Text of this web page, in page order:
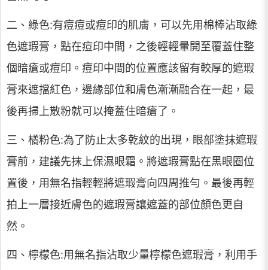
二、綠色:有痘痘或痘印的肌膚，可以先用棉棒沾取綠
色遮瑕膏，點在痘印中間，之後輕輕暈開至覆蓋住整
個暗瘡或痘印。痘印中間的位置應該留有較厚的遮瑕
膏來遮擋紅色，邊緣部位和膚色漸漸融合在一起，最
後再掃上散粉就可以掩蓋住暗瘡了。
三、橘粉色:為了防止太多乾紋的出現，眼部塗抹遮瑕
膏前，建議先抹上保濕眼霜。將遮瑕膏點在黑眼圈位
置後，用無名指輕輕將遮瑕膏向四周推勻。最後再輕
拍上一層接近膚色的遮瑕膏讓遮蓋的部位顏色更自
然。
四、檸檬色:用無名指沾取少量檸檬色遮瑕膏，利用手